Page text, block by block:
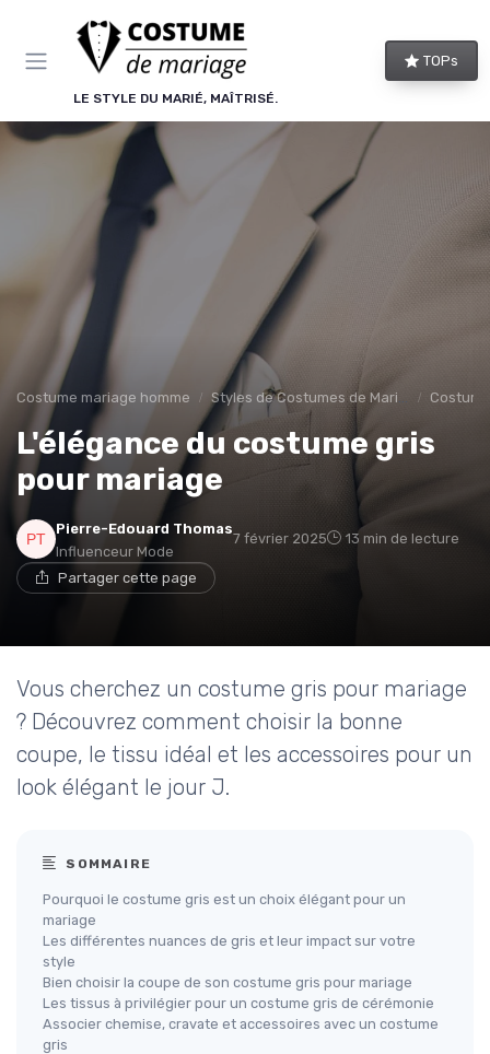
LE STYLE DU MARIÉ, MAÎTRISÉ.
TOPs
Costume mariage homme Styles de Costumes de Mariage
L'élégance du costume gris
pour mariage
Pierre-Edouard Thomas
Influenceur Mode
7 février 2025 13 min de lecture
Partager cette page
Vous cherchez un costume gris pour mariage
? Découvrez comment choisir la bonne
coupe, le tissu idéal et les accessoires pour un
look élégant le jour J.
SOMMAIRE
Pourquoi le costume gris est un choix élégant pour un
mariage
Les différentes nuances de gris et leur impact sur votre
style
Bien choisir la coupe de son costume gris pour mariage
Les tissus à privilégier pour un costume gris de cérémonie
Associer chemise, cravate et accessoires avec un costume
gris